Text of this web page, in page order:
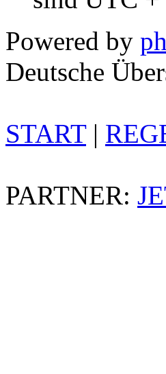
Powered by
Deutsche
START|
PARTNER: